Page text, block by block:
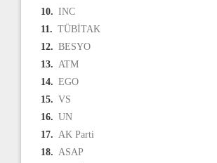
10. INC
11. TÜBİTAK
12. BESYO
13. ATM
14. EGO
15. VS
16. UN
17. AK Parti
18. ASAP